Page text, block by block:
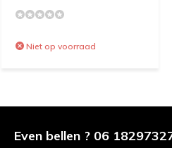
Niet op voorraad
Even bellen ? 06